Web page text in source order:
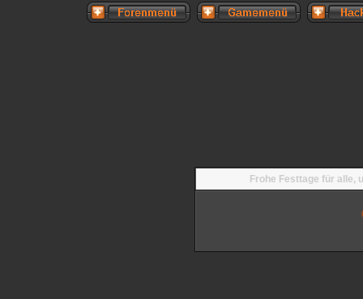
Frohe Festtage für alle,